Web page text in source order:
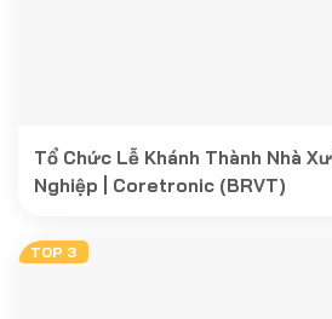
Tổ Chức Lễ Khánh Thành Nhà
Nghiệp | Coretronic (BRVT)